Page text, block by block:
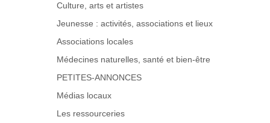
Culture, arts et artistes
Jeunesse : activités, associations et lieux
Associations locales
Médecines naturelles, santé et bien-être
PETITES-ANNONCES
Médias locaux
Les ressourceries